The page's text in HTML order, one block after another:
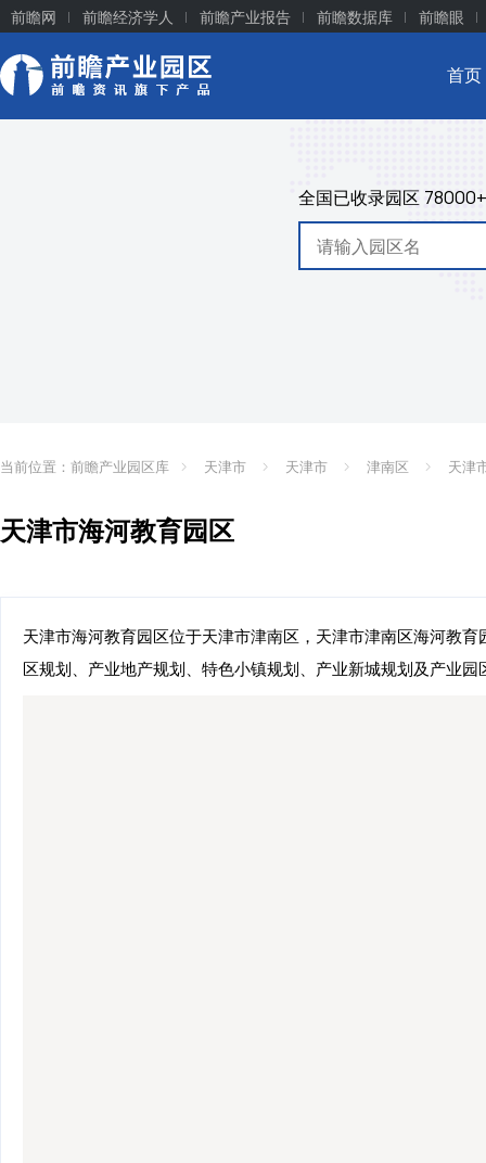
前瞻网 前瞻经济学人 前瞻产业报告 前瞻数据库 前瞻眼
首页
全国已收录园区 78000+
当前位置： 前瞻产业园区库 天津市 天津市 津南区 天津
天津市海河教育园区
天津市海河教育园区位于天津市津南区，天津市津南区海河教
区规划、产业地产规划、特色小镇规划、产业新城规划及产业